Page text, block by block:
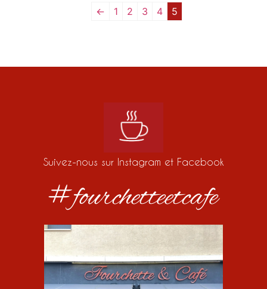
← 1 2 3 4 5
Suivez-nous sur Instagram et Facebook
#fourchetteetcafe